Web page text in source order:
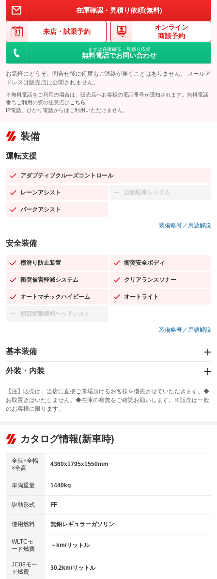
在庫確認・見積り依頼(無料)
来店・ 試乗予約
オンライン
商談予約
まずは在庫確認・見積り依頼
無料電話でお問い合わせ
お気軽にどうぞ。問合せ後に何度もご連絡が届くことはありません。 メールア
ドレスは販売店に公開されません。
※無料電話をご利用の場合は、販売店へお客様の電話番号が通知されます。無料電話
番号ご利用の際の注意点は こちら
IP電話、ひかり電話からはご利用いただけません。
装備
運転支援
アダプティブクルーズコントロール
：装備あり
レーンアシスト
：装備あり 自動駐車システム
：装備なし
パークアシスト
：装備あり
装備略号／用語解説
安全装備
横滑り防止装置
：装備あり 衝突安全ボディ
：装備あり
衝突被害軽減システム
：装備あり クリアランスソナー
：装備あり
オートマチックハイビーム
：装備あり オートライト
：装備あり
頸部衝撃緩和ヘッドレスト
：装備なし
装備略号／用語解説
基本装備
エアバッグ：運転席/助手席/サイド
：装備あり
：装備なし
サンルーフ
：装備なし ABS
リフトアップ
：装備なし
：装備なし
パワーウィンドウ
アイドリングストップ
：装備あり
USB入力端子
：装備なし
100V電源
：装備なし
センターデフロック
：装備なし
電動格納ミラー
：装備あり
外装・内装
カーナビ：SDナビ
：装備あり
TV：フルセグ
：装備あり
ビジュアル：-／DVD再生
：装備あり
アルミホイール：18インチ
：装備あり
HID(キセノンライト)
バックカメラ
エアロ
：装備あり
ローダウン
：装備なし
【注】販売は、当店に直接ご来場頂けるお客様を優先させていただきます。◆
お取置きはいたしません。◆在庫の有無をご確認お願いします。※販売は一般
のお客様に限ります。
カタログ情報(新車時)
全長×全幅
×全高
4360x1795x1550mm
車両重量 1440kg
駆動形式 FF
使用燃料 無鉛レギュラーガソリン
WLTCモ
ード燃費
－km/リットル
JC08モー
ド燃費
30.2km/リットル